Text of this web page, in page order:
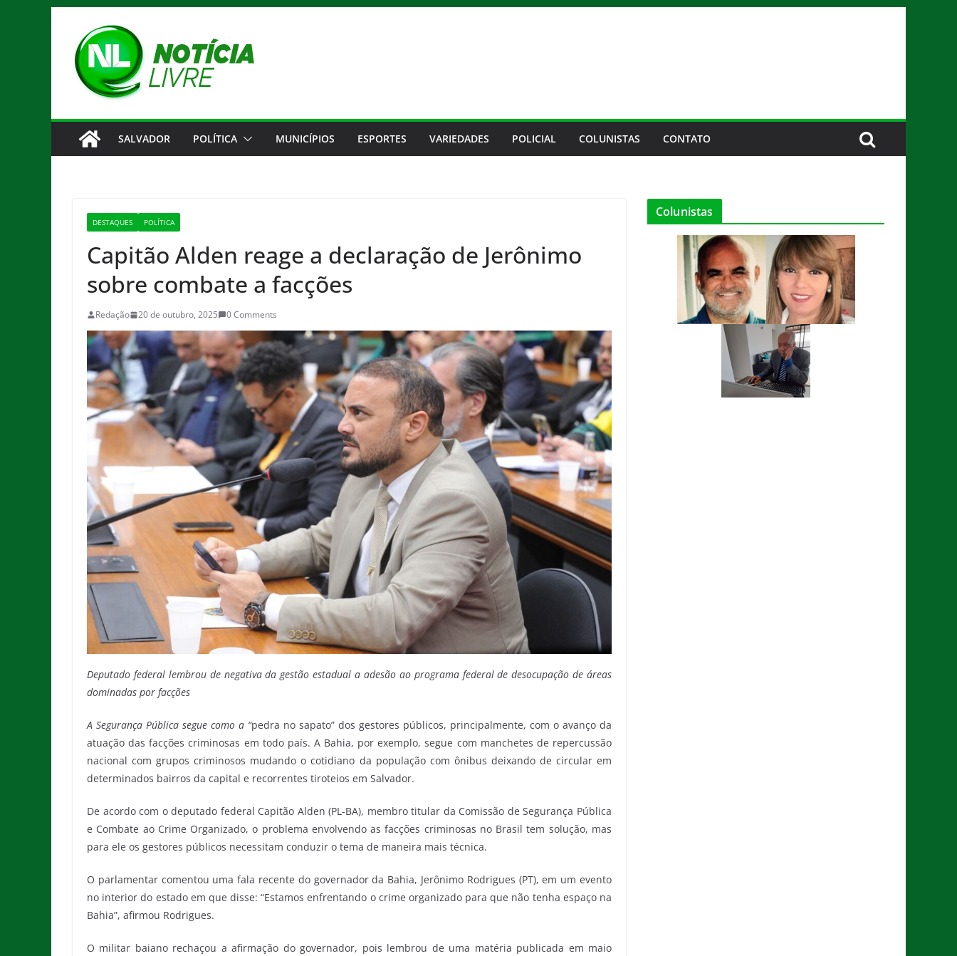
conteúdo
SALVADOR POLÍTICA MUNICÍPIOS ESPORTES VARIEDADES POLICIAL COLUNISTAS CONTATO
DESTAQUES POLÍTICA
Capitão Alden reage a declaração de Jerônimo
sobre combate a facções
Redação 20 de outubro, 2025 0 Comments
Deputado federal lembrou de negativa da gestão estadual a adesão ao programa federal de desocupação de áreas
dominadas por facções
A Segurança Pública segue como a “pedra no sapato” dos gestores públicos, principalmente, com o avanço da
atuação das facções criminosas em todo país. A Bahia, por exemplo, segue com manchetes de repercussão
nacional com grupos criminosos mudando o cotidiano da população com ônibus deixando de circular em
determinados bairros da capital e recorrentes tiroteios em Salvador.
De acordo com o deputado federal Capitão Alden (PL-BA), membro titular da Comissão de Segurança Pública
e Combate ao Crime Organizado, o problema envolvendo as facções criminosas no Brasil tem solução, mas
para ele os gestores públicos necessitam conduzir o tema de maneira mais técnica.
O parlamentar comentou uma fala recente do governador da Bahia, Jerônimo Rodrigues (PT), em um evento
no interior do estado em que disse: “Estamos enfrentando o crime organizado para que não tenha espaço na
Bahia”, afirmou Rodrigues.
O militar baiano rechaçou a afirmação do governador, pois lembrou de uma matéria publicada em maio
Colunistas